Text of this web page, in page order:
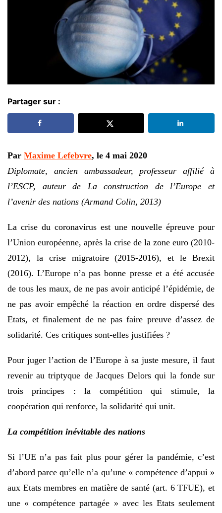
Partager sur :
Par Maxime Lefebvre, le 4 mai 2020
Diplomate, ancien ambassadeur, professeur affilié à
l’ESCP, auteur de La construction de l’Europe et
l’avenir des nations (Armand Colin, 2013)
La crise du coronavirus est une nouvelle épreuve pour
l’Union européenne, après la crise de la zone euro (2010-
2012), la crise migratoire (2015-2016), et le Brexit
(2016). L’Europe n’a pas bonne presse et a été accusée
de tous les maux, de ne pas avoir anticipé l’épidémie, de
ne pas avoir empêché la réaction en ordre dispersé des
Etats, et finalement de ne pas faire preuve d’assez de
solidarité. Ces critiques sont-elles justifiées ?
Pour juger l’action de l’Europe à sa juste mesure, il faut
revenir au triptyque de Jacques Delors qui la fonde sur
trois principes : la compétition qui stimule, la
coopération qui renforce, la solidarité qui unit.
La compétition inévitable des nations
Si l’UE n’a pas fait plus pour gérer la pandémie, c’est
d’abord parce qu’elle n’a qu’une « compétence d’appui »
aux Etats membres en matière de santé (art. 6 TFUE), et
une « compétence partagée » avec les Etats seulement